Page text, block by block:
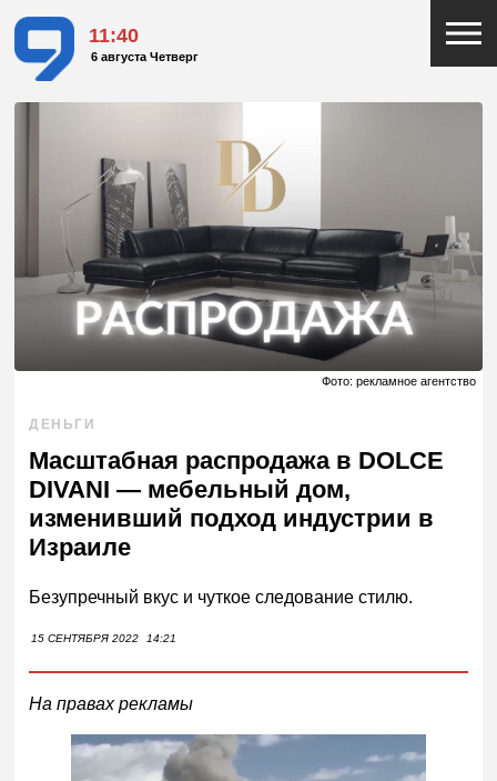
11:40
6 августа Четверг
Фото: рекламное агентство
ДЕНЬГИ
Масштабная распродажа в DOLCE
DIVANI — мебельный дом,
изменивший подход индустрии в
Израиле
Безупречный вкус и чуткое следование стилю.
15 СЕНТЯБРЯ 2022 14:21
На правах рекламы